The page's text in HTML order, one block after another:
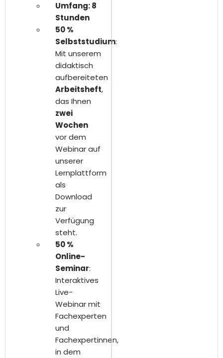
Umfang: 8
Stunden
50 %
Selbststudium:
Mit unserem
didaktisch
aufbereiteten
Arbeitsheft,
das Ihnen
zwei
Wochen
vor dem
Webinar auf
unserer
Lernplattform
als
Download
zur
Verfügung
steht.
50 %
Online-
Seminar:
Interaktives
Live-
Webinar mit
Fachexperten
und
Fachexpertinnen,
in dem